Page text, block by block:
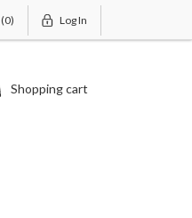
(0) Log In
Shopping cart